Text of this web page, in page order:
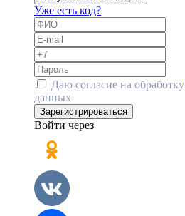
Уже есть код?
Даю согласие на обработку
данных
Зарегистрироваться
Войти через